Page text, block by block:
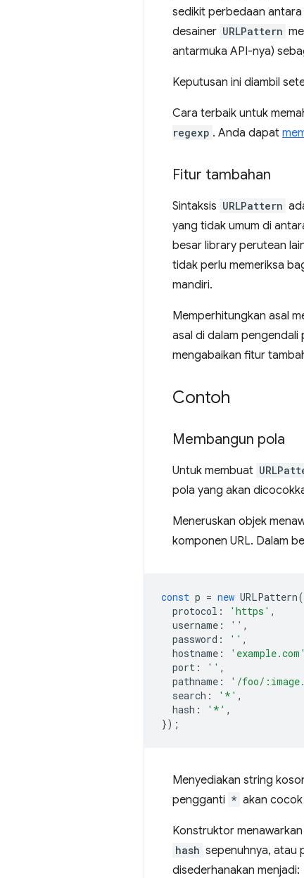
sedikit perbedaan
desainer URLPattern
antarmuka API-nya)
Keputusan ini diambil
Cara terbaik untuk
regexp . Anda dapat
Fitur tambahan
Sintaksis URLPattern
yang tidak umum di
besar library perutean
tidak perlu memeriksa
mandiri.
Memperhitungkan asal
asal di dalam pengendali
mengabaikan fitur
Contoh
Membangun pola
Untuk membuat
pola yang akan
Meneruskan objek
komponen URL. Dalam
const p = new URLPattern
protocol : 'https' ,
username : '' ,
password : '' ,
hostname : 'example.com'
port : '' ,
pathname : '/foo/
search : '*' ,
hash : '*' ,
});
Menyediakan string
pengganti * akan
Konstruktor
hash sepenuhnya, atau
disederhanakan menjadi: